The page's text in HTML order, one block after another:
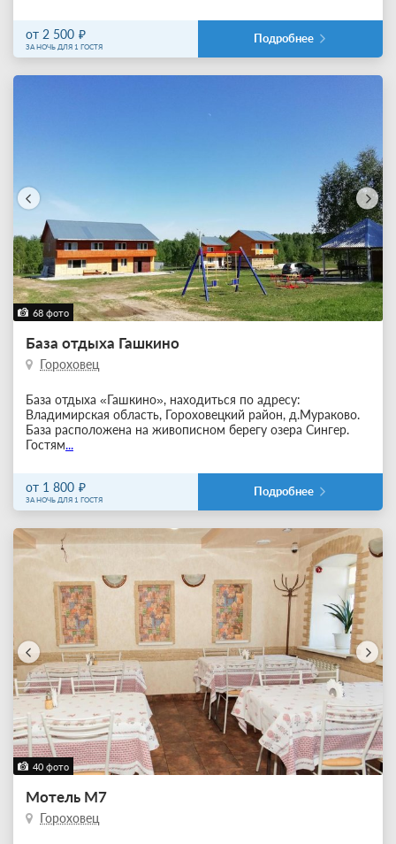
от 2 500
ЗА НОЧЬ ДЛЯ 1 ГОСТЯ
Подробнее
68 фото
База отдыха Гашкино
Гороховец
База отдыха «Гашкино», находиться по адресу:
Владимирская область, Гороховецкий район, д.Мураково.
База расположена на живописном берегу озера Сингер.
Гостям...
от 1 800
ЗА НОЧЬ ДЛЯ 1 ГОСТЯ
Подробнее
40 фото
Мотель M7
Гороховец